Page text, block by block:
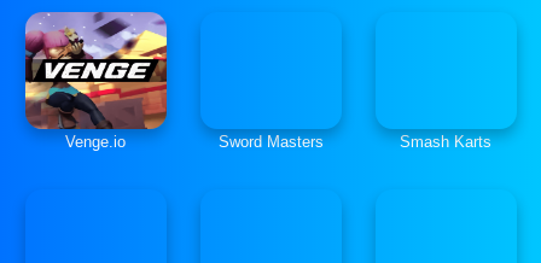
Venge.io Sword Masters Smash Karts